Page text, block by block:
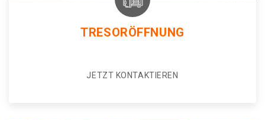
TRESORÖFFNUNG
JETZT KONTAKTIEREN